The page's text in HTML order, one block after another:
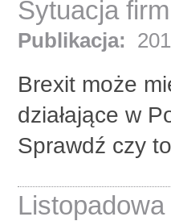
Sytuacja
Publikacja:
Brexit może
działające w
Sprawdź czy